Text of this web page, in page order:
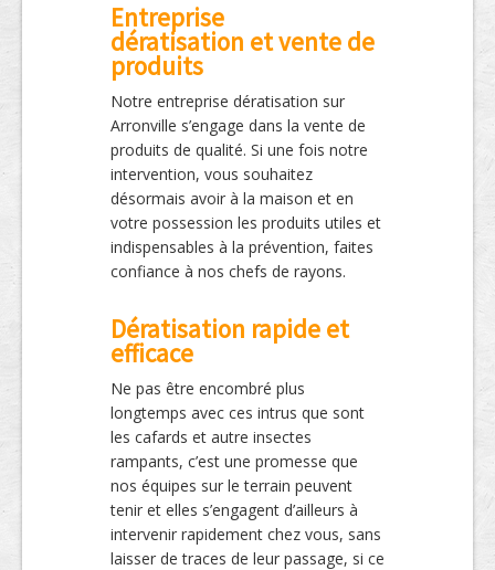
Entreprise
dératisation et vente de
produits
Notre entreprise dératisation sur
Arronville s’engage dans la vente de
produits de qualité. Si une fois notre
intervention, vous souhaitez
désormais avoir à la maison et en
votre possession les produits utiles et
indispensables à la prévention, faites
confiance à nos chefs de rayons.
Dératisation rapide et
efficace
Ne pas être encombré plus
longtemps avec ces intrus que sont
les cafards et autre insectes
rampants, c’est une promesse que
nos équipes sur le terrain peuvent
tenir et elles s’engagent d’ailleurs à
intervenir rapidement chez vous, sans
laisser de traces de leur passage, si ce